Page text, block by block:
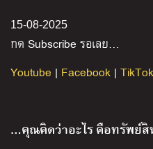
15-08-2025
กด Subscribe รอเลย…
Youtube | Facebook | TikTok
…คุณคิดว่าอะไร คือทรัพย์